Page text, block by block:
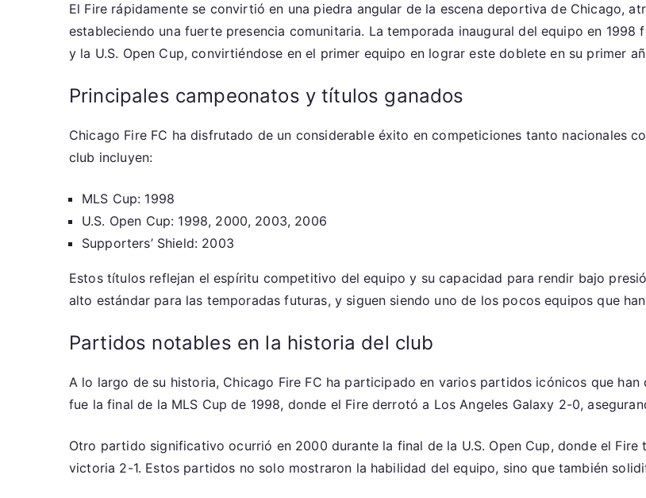
El Fire rápidamente se convirtió en una piedra angular de la escena deportiva de Chicago,
estableciendo una fuerte presencia comunitaria. La temporada inaugural del equipo en
y la U.S. Open Cup, convirtiéndose en el primer equipo en lograr este doblete en su primer
Principales campeonatos y títulos ganados
Chicago Fire FC ha disfrutado de un considerable éxito en competiciones tanto nacionales
club incluyen:
MLS Cup: 1998
U.S. Open Cup: 1998, 2000, 2003, 2006
Supporters’ Shield: 2003
Estos títulos reflejan el espíritu competitivo del equipo y su capacidad para rendir bajo
alto estándar para las temporadas futuras, y siguen siendo uno de los pocos equipos que
Partidos notables en la historia del club
A lo largo de su historia, Chicago Fire FC ha participado en varios partidos icónicos que
fue la final de la MLS Cup de 1998, donde el Fire derrotó a Los Angeles Galaxy 2-0,
Otro partido significativo ocurrió en 2000 durante la final de la U.S. Open Cup, donde el Fire
victoria 2-1. Estos partidos no solo mostraron la habilidad del equipo, sino que también